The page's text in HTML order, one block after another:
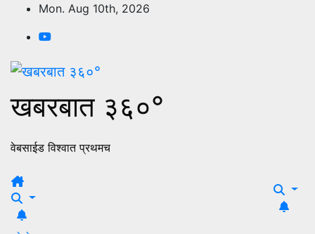
content
Mon. Aug 10th, 2026
खबरबात ३६०°
वेबसाईड विश्वात प्रथमच